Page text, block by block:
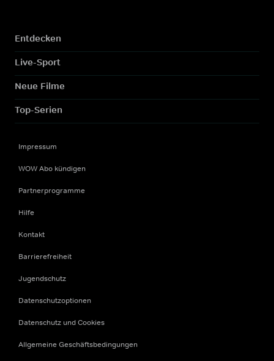
Entdecken
Live-Sport
Neue Filme
Top-Serien
Impressum
WOW Abo kündigen
Partnerprogramme
Hilfe
Kontakt
Barrierefreiheit
Jugendschutz
Datenschutzoptionen
Datenschutz und Cookies
Allgemeine Geschäftsbedingungen